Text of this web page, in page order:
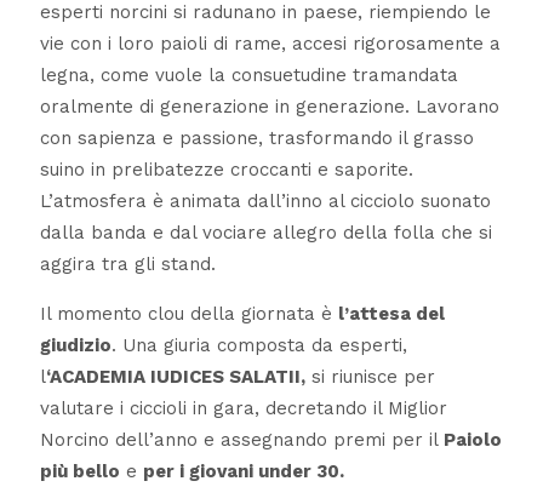
esperti norcini si radunano in paese, riempiendo le
vie con i loro paioli di rame, accesi rigorosamente a
legna, come vuole la consuetudine tramandata
oralmente di generazione in generazione. Lavorano
con sapienza e passione, trasformando il grasso
suino in prelibatezze croccanti e saporite.
L’atmosfera è animata dall’inno al cicciolo suonato
dalla banda e dal vociare allegro della folla che si
aggira tra gli stand.
Il momento clou della giornata è l’attesa del
giudizio. Una giuria composta da esperti,
l‘ACADEMIA IUDICES SALATII,si riunisce per
valutare i ciccioli in gara, decretando il Miglior
Norcino dell’anno e assegnando premi per il Paiolo
più bello e per i giovani under 30.